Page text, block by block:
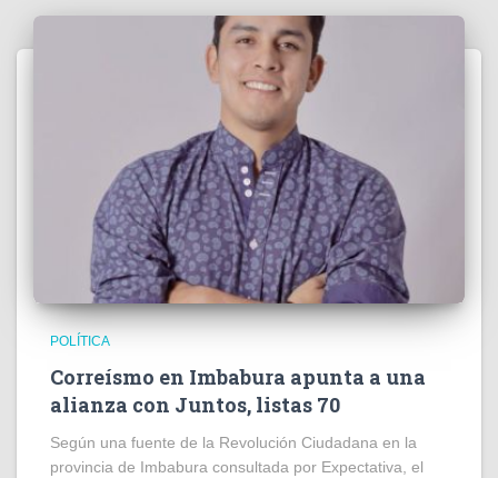
POLÍTICA
Correísmo en Imbabura apunta a una
alianza con Juntos, listas 70
Según una fuente de la Revolución Ciudadana en la
provincia de Imbabura consultada por Expectativa, el